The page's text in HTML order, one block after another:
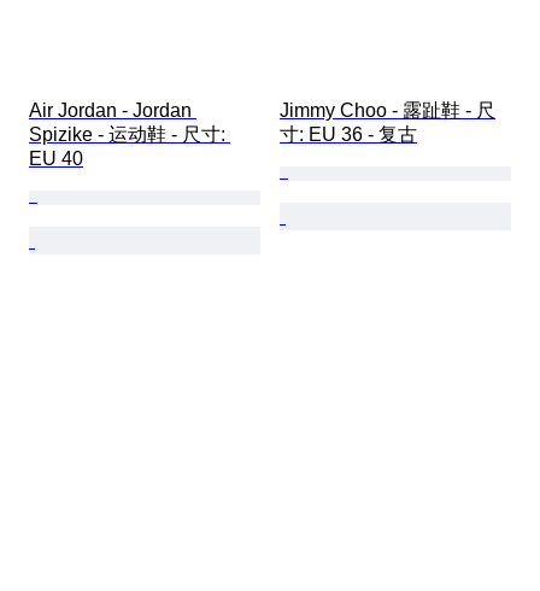
Air Jordan - Jordan
Spizike - 运动鞋 - 尺寸:
EU 40
Jimmy Choo - 露趾鞋 - 尺
寸: EU 36 - 复古